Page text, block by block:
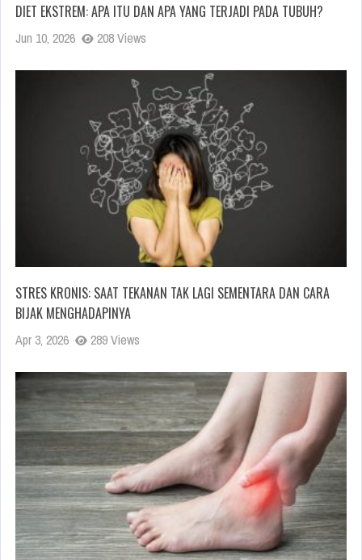
DIET EKSTREM: APA ITU DAN APA YANG TERJADI PADA TUBUH?
Jun 10, 2026 208 Views
STRES KRONIS: SAAT TEKANAN TAK LAGI SEMENTARA DAN CARA
BIJAK MENGHADAPINYA
Apr 3, 2026 289 Views